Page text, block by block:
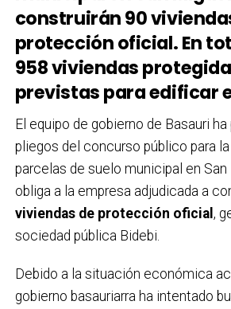
construirán 90
protección oficial. En
958 viviendas
previstas para edificar
El equipo de gobierno de Basauri
pliegos del concurso público para
parcelas de suelo municipal en San
obliga a la empresa adjudicada a
viviendas de protección oficial ,
sociedad pública Bidebi.
Debido a la situación económica
gobierno basauriarra ha intentado